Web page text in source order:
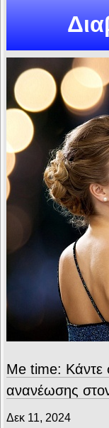
Me time: Κάντε
ανανέωσης
Δεκ 11, 2024